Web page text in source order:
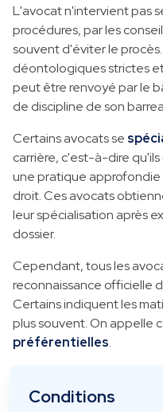
L'avocat n'intervient pas
procédures, par les
souvent d'éviter le
déontologiques strictes et
peut être renvoyé par le
de discipline de son
Certains avocats se
carrière, c'est-à-dire
une pratique
droit. Ces avocats
leur spécialisation après
dossier.
Cependant, tous les
reconnaissance officielle
Certains indiquent les
plus souvent. On appelle
préférentielles.
Conditions